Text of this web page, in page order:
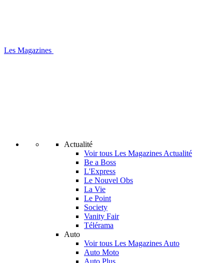
Les Magazines
Actualité
Voir tous Les Magazines Actualité
Be a Boss
L'Express
Le Nouvel Obs
La Vie
Le Point
Society
Vanity Fair
Télérama
Auto
Voir tous Les Magazines Auto
Auto Moto
Auto Plus